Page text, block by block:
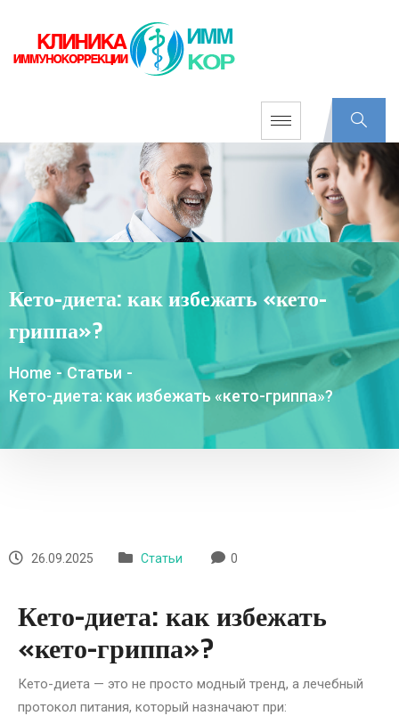
Кето-диета: как избежать «кето-
гриппа»?
Home - Статьи -
Кето-диета: как избежать «кето-гриппа»?
26.09.2025 Статьи 0
Кето-диета: как избежать
«кето-гриппа»?
Кето-диета — это не просто модный тренд, а лечебный
протокол питания, который назначают при: